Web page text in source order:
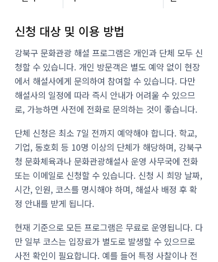
신청 대상 및 이용 방법
강북구 문화관광 해설 프로그램은 개인과 단체 모두 신
청할 수 있습니다. 개인 방문객은 별도 예약 없이 현장
에서 해설사에게 문의하여 참여할 수 있습니다. 다만
해설사의 일정에 따라 즉시 안내가 어려울 수 있으므
로, 가능하면 사전에 전화로 문의하는 것이 좋습니다.
단체 신청은 최소 7일 전까지 예약해야 합니다. 학교,
기업, 동호회 등 10명 이상의 단체가 해당하며, 강북구
청 문화체육과나 문화관광해설사 운영 사무국에 전화
또는 이메일로 신청할 수 있습니다. 신청 시 희망 날짜,
시간, 인원, 코스를 명시해야 하며, 해설사 배정 후 확
정 안내를 받게 됩니다.
현재 기준으로 모든 프로그램은 무료로 운영됩니다. 다
만 일부 코스는 입장료가 별도로 발생할 수 있으므로
사전 확인이 필요합니다. 예를 들어 특정 사찰이나 전